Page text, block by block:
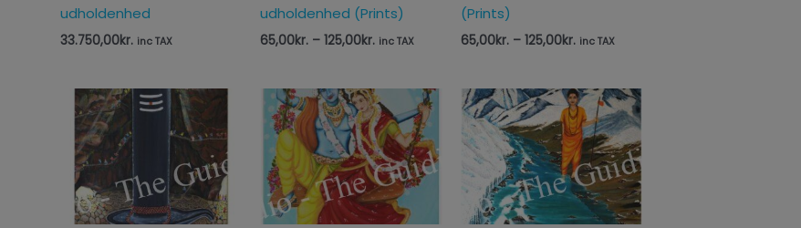
udholdenhed
33.750,00kr. inc TAX
udholdenhed (Prints)
65,00kr. – 125,00kr. inc TAX
(Prints)
65,00kr. – 125,00kr. inc TAX
Prisinterval:
65,00kr.
til
125,00kr.
Prisinterval:
65,00kr.
til
125,00kr.